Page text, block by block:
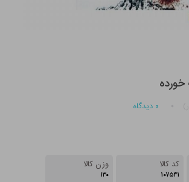
خورده
۰ دیدگاه
کد کالا
۱۰۷۵۴۱
وزن کالا
۱۳۰